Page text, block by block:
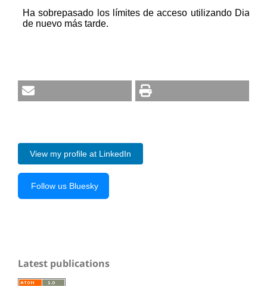
View my profile at LinkedIn
Follow us Bluesky
Latest publications